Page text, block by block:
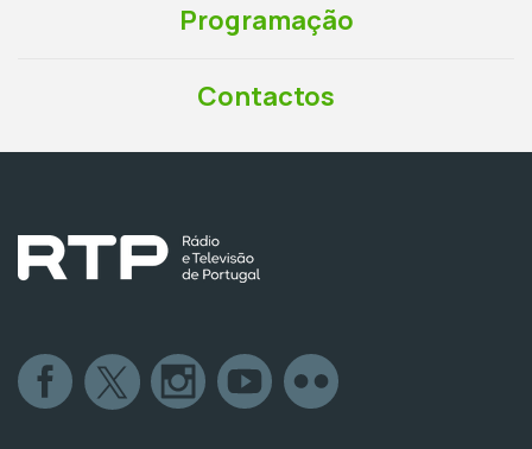
Programação
Contactos